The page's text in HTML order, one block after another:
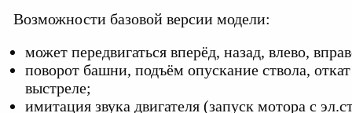
Возможности базовой версии модели:
может передвигаться вперёд, назад, влево,
поворот башни, подъём опускание ствола,
выстреле;
имитация звука двигателя (запуск мотора с